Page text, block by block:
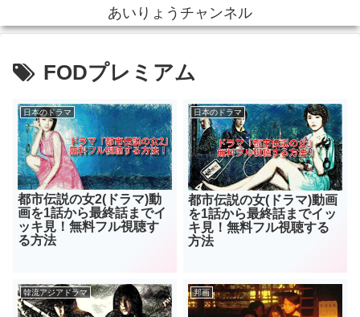
あいりょうチャンネル
FODプレミアム
日本のドラマ
都市伝説の女2(ドラマ)動
画を1話から最終話までイ
ッキ見！無料フル視聴す
る方法
日本のドラマ
都市伝説の女(ドラマ)動画
を1話から最終話までイッ
キ見！無料フル視聴する
方法
韓流アジアドラマ 邦画